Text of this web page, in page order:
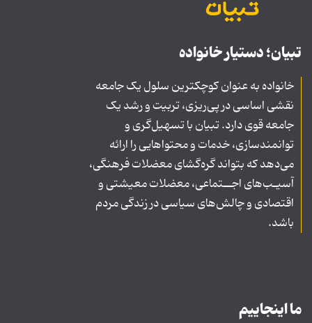
تبیان؛ دستیار خانواده
خانواده به عنوان کوچکترین سلول یک جامعه
نقشی اساسی در پی‌ریزی، تربیت و رشد یک
جامعه قوی دارد. تبیان با تسهیل‌گری و
توانمندسازی، خدمات و محتواهایی را ارائه
می‌دهد که بتواند گره‌گشای معضلات فرهنگی،
آسیـب‌های اجــتماعی، معضلات معیشتی و
اقتصادی و چالش‌های سیاسی در زندگی مردم
باشد.
ما اینجاییم